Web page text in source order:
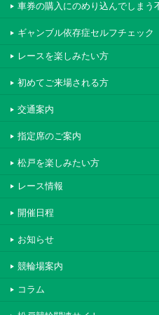
車券の購入にのめり込んでしまう
ギャンブル依存症セルフチェック
レースを楽しみたい方
初めてご来場される方
交通案内
指定席のご案内
松戸を楽しみたい方
レース情報
開催日程
お知らせ
競輪場案内
コラム